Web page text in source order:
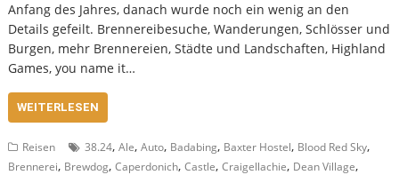
Anfang des Jahres, danach wurde noch ein wenig an den
Details gefeilt. Brennereibesuche, Wanderungen, Schlösser und
Burgen, mehr Brennereien, Städte und Landschaften, Highland
Games, you name it…
WEITERLESEN
Reisen 38.24,Ale,Auto, Badabing, Baxter Hostel, Blood Red Sky,
Brennerei, Brewdog,Caperdonich,Castle,Craigellachie, Dean Village,